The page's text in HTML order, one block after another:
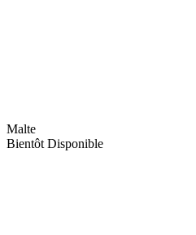
Malte
Bientôt Disponible